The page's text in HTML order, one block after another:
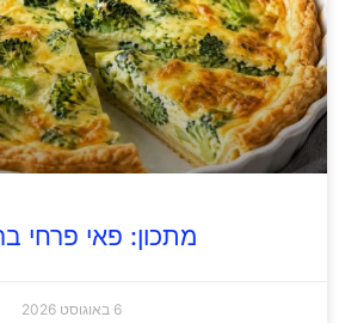
מתכון: פאי פרחי
6 באוגוסט 2026